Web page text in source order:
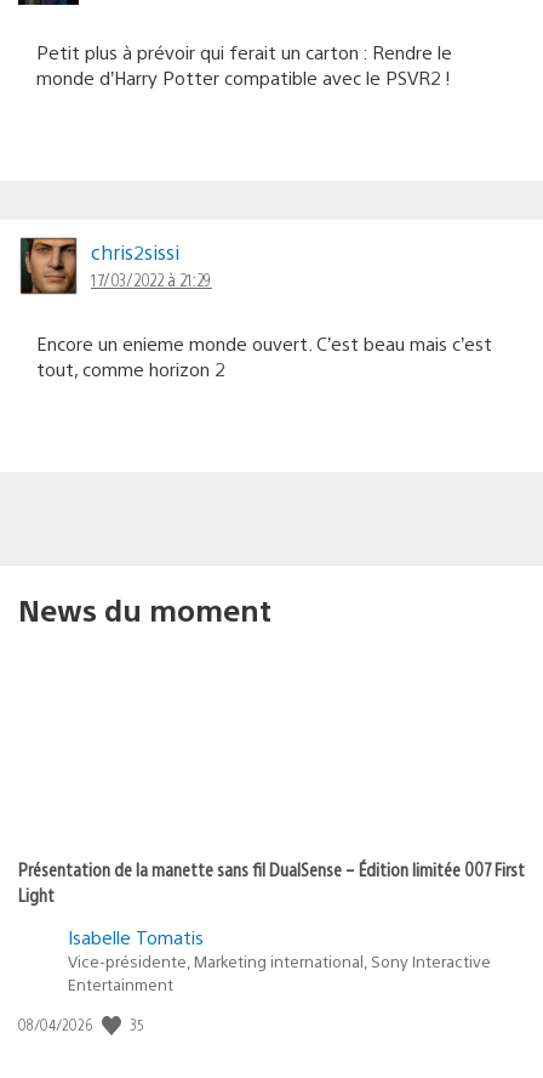
Petit plus à prévoir qui ferait un carton : Rendre le
monde d’Harry Potter compatible avec le PSVR2 !
chris2sissi
17/03/2022 à 21:29
Encore un enieme monde ouvert. C’est beau mais c’est
tout, comme horizon 2
News du moment
Présentation de la manette sans fil DualSense – Édition limitée 007 First
Light
Isabelle Tomatis
Vice-présidente, Marketing international, Sony Interactive
Entertainment
Date
08/04/2026 35